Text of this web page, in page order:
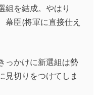
組を結成。やはり
幕臣(将軍に直接仕え
っかけに新選組は勢
見切りをつけてしま